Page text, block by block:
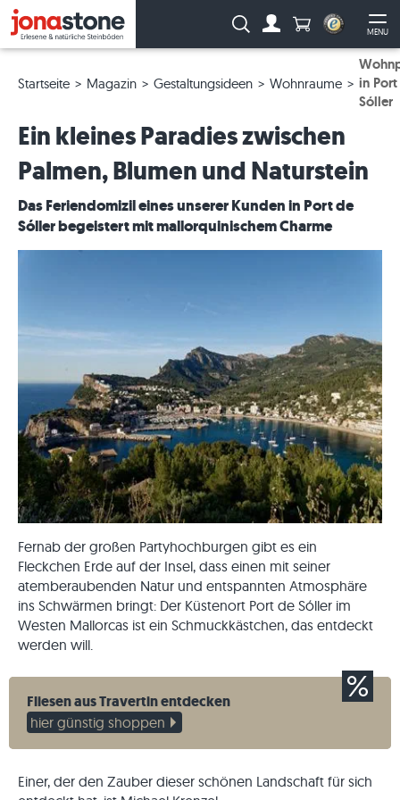
MENU
Suche: Anzahl
Startseite Magazin Gestaltungsideen Wohnraume
in
Sóller
Ein kleines Paradies zwischen
Palmen, Blumen und Naturstein
Das Feriendomizil eines unserer Kunden in Port de
Sóller begeistert mit mallorquinischem Charme
Fernab der großen Partyhochburgen gibt es ein
Fleckchen Erde auf der Insel, dass einen mit seiner
atemberaubenden Natur und entspannten Atmosphäre
ins Schwärmen bringt: Der Küstenort Port de Sóller im
Westen Mallorcas ist ein Schmuckkästchen, das entdeckt
werden will.
Fliesen aus Travertin entdecken
hier günstig shoppen
Einer, der den Zauber dieser schönen Landschaft für sich